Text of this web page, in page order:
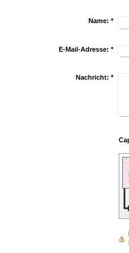
Name: *
E-Mail-Adresse: *
Nachricht: *